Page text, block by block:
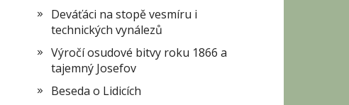
Deváťáci na stopě vesmíru i
technických vynálezů
Výročí osudové bitvy roku 1866 a
tajemný Josefov
Beseda o Lidicích